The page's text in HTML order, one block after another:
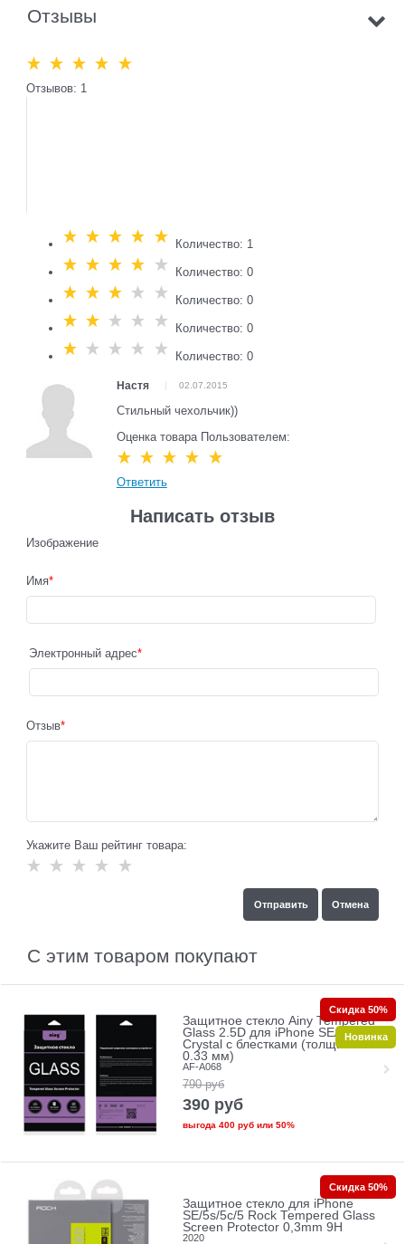
Отзывы
Отзывов: 1
Количество: 1
Количество: 0
Количество: 0
Количество: 0
Количество: 0
Настя 02.07.2015
Стильный чехольчик))
Оценка товара Пользователем:
Ответить
Написать отзыв
Изображение
Имя
Электронный адрес
Отзыв
Укажите Ваш рейтинг товара:
С этим товаром покупают
Защитное стекло Ainy Tempered
Glass 2.5D для iPhone SE/5/5c/5s
Crystal с блестками (толщина
0.33 мм)
AF-A068
790 руб
390 руб
выгода 400 рубили 50%
Скидка 50%
Новинка
Защитное стекло для iPhone
SE/5s/5с/5 Rock Tempered Glass
Screen Protector 0,3mm 9H
2020
Скидка 50%